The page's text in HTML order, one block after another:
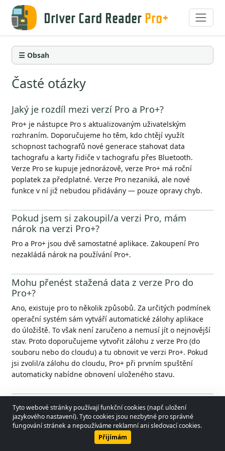
Driver Card Reader Pro+
☰ Obsah
Časté otázky
Jaký je rozdíl mezi verzí Pro a Pro+?
Pro+ je nástupce Pro s aktualizovaným uživatelským
rozhraním. Doporučujeme ho těm, kdo chtějí využít
schopnost tachografů nové generace stahovat data
tachografu a karty řidiče v tachografu přes Bluetooth.
Verze Pro se kupuje jednorázově, verze Pro+ má roční
poplatek za předplatné. Verze Pro nezaniká, ale nové
funkce v ní již nebudou přidávány — pouze opravy chyb.
Pokud jsem si zakoupil/a verzi Pro, mám
nárok na verzi Pro+?
Pro a Pro+ jsou dvě samostatné aplikace. Zakoupení Pro
nezakládá nárok na používání Pro+.
Mohu přenést stažená data z verze Pro do
Pro+?
Ano, existuje pro to několik způsobů. Za určitých podmínek
operační systém sám vytváří automatické zálohy aplikace
do úložiště. To však není zaručeno a nemusí jít o nejnovější
stav. Proto doporučujeme vytvořit zálohu z verze Pro (do
souboru nebo do cloudu) a tu obnovit ve verzi Pro+. Pokud
jsi zvolil/a zálohu do cloudu, Pro+ při prvním spuštění
automaticky nabídne obnovení uloženého stavu.
Zachovají se dříve stažená data při
přeinstalaci?
Přestože existuje několik mechanismů chránících před
ztrátou dat (automatická záloha Androidu do účtu Google,
© 2026 - Lobol Team• lobolteam@gmail.com
Právní předpisyZásady ochrany osobních údajů
Tyto webové stránky používají funkční cookies (např. uložení
jazykového nastavení). Tyto cookies jsou nezbytné pro správné
fungování stránek a nepoužíváme reklamní ani sledovací cookies.
Přijímám